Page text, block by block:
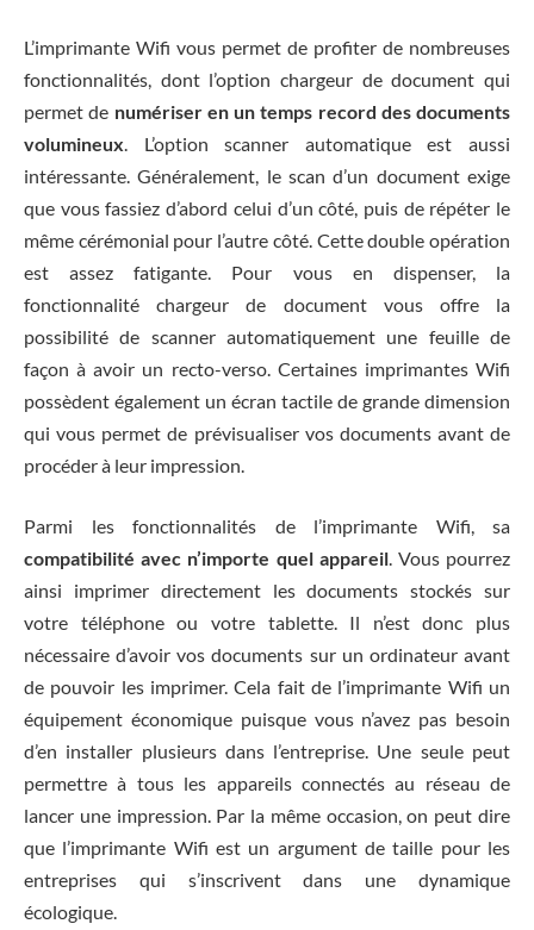
L’imprimante Wifi vous permet de profiter de nombreuses
fonctionnalités, dont l’option chargeur de document qui
permet de numériser en un temps record des documents
volumineux . L’option scanner automatique est aussi
intéressante. Généralement, le scan d’un document exige
que vous fassiez d’abord celui d’un côté, puis de répéter le
même cérémonial pour l’autre côté. Cette double opération
est assez fatigante. Pour vous en dispenser, la
fonctionnalité chargeur de document vous offre la
possibilité de scanner automatiquement une feuille de
façon à avoir un recto-verso. Certaines imprimantes Wifi
possèdent également un écran tactile de grande dimension
qui vous permet de prévisualiser vos documents avant de
procéder à leur impression.
Parmi les fonctionnalités de l’imprimante Wifi, sa
compatibilité avec n’importe quel appareil. Vous pourrez
ainsi imprimer directement les documents stockés sur
votre téléphone ou votre tablette. Il n’est donc plus
nécessaire d’avoir vos documents sur un ordinateur avant
de pouvoir les imprimer. Cela fait de l’imprimante Wifi un
équipement économique puisque vous n’avez pas besoin
d’en installer plusieurs dans l’entreprise. Une seule peut
permettre à tous les appareils connectés au réseau de
lancer une impression. Par la même occasion, on peut dire
que l’imprimante Wifi est un argument de taille pour les
entreprises qui s’inscrivent dans une dynamique
écologique.